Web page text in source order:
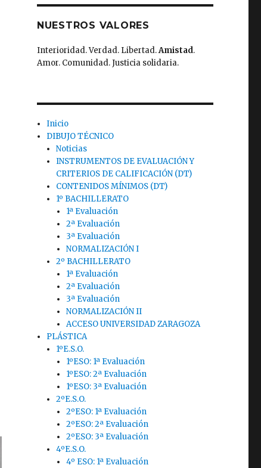
NUESTROS VALORES
Interioridad. Verdad. Libertad.Amistad.
Amor. Comunidad. Justicia solidaria.
Inicio
DIBUJO TÉCNICO
Noticias
INSTRUMENTOS DE EVALUACIÓN Y
CRITERIOS DE CALIFICACIÓN (DT)
CONTENIDOS MÍNIMOS (DT)
1º BACHILLERATO
1ª Evaluación
2ª Evaluación
3ª Evaluación
NORMALIZACIÓN I
2º BACHILLERATO
1ª Evaluación
2ª Evaluación
3ª Evaluación
NORMALIZACIÓN II
ACCESO UNIVERSIDAD ZARAGOZA
PLÁSTICA
1ºE.S.O.
1ºESO: 1ª Evaluación
1ºESO: 2ª Evaluación
1ºESO: 3ª Evaluación
2ºE.S.O.
2ºESO: 1ª Evaluación
2ºESO: 2ª Evaluación
2ºESO: 3ª Evaluación
4ºE.S.O.
4º ESO: 1ª Evaluación